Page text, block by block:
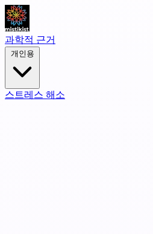
과학적 근거
스트레스 해소